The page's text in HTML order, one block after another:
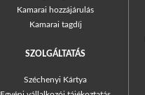
Kamarai hozzájárulás
Kamarai tagdíj
SZOLGÁLTATÁS
Széchenyi Kártya